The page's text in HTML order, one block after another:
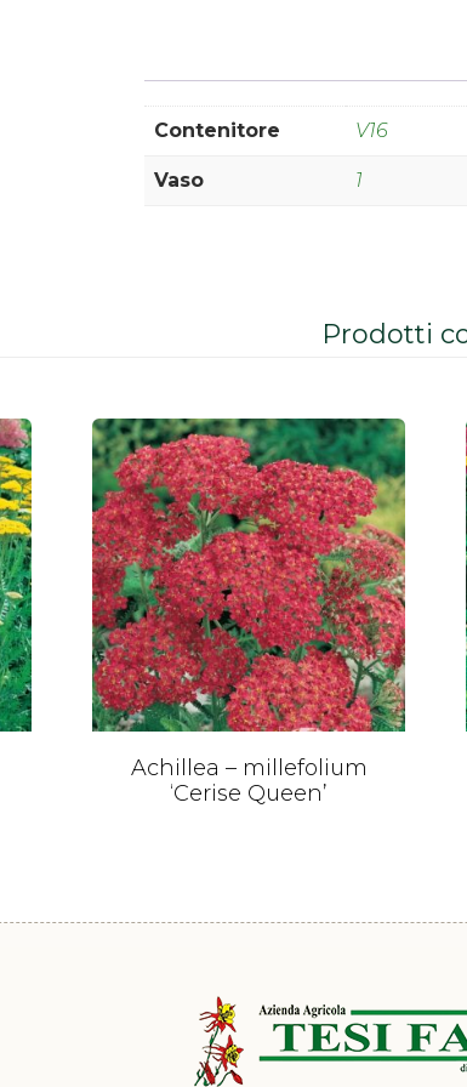
Contenitore V16
Vaso 1
Prodotti
Achillea – millefolium
‘Cerise Queen’